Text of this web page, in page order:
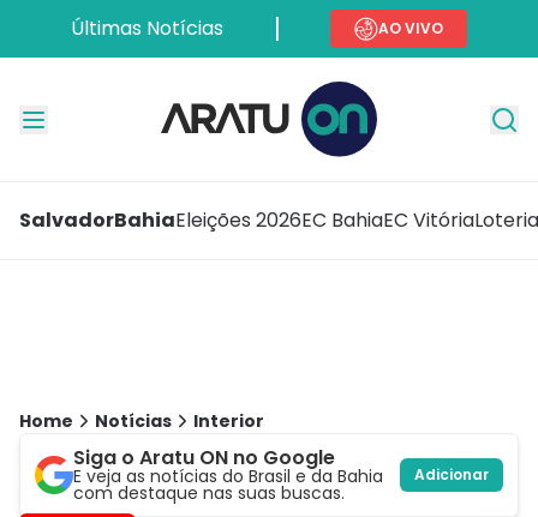
Últimas Notícias AO VIVO
SalvadorBahiaEleições 2026EC BahiaEC Vitória
Home Notícias Interior
Siga o Aratu ON no Google
E veja as notícias do Brasil e da Bahia
com destaque nas suas buscas.
Adicionar